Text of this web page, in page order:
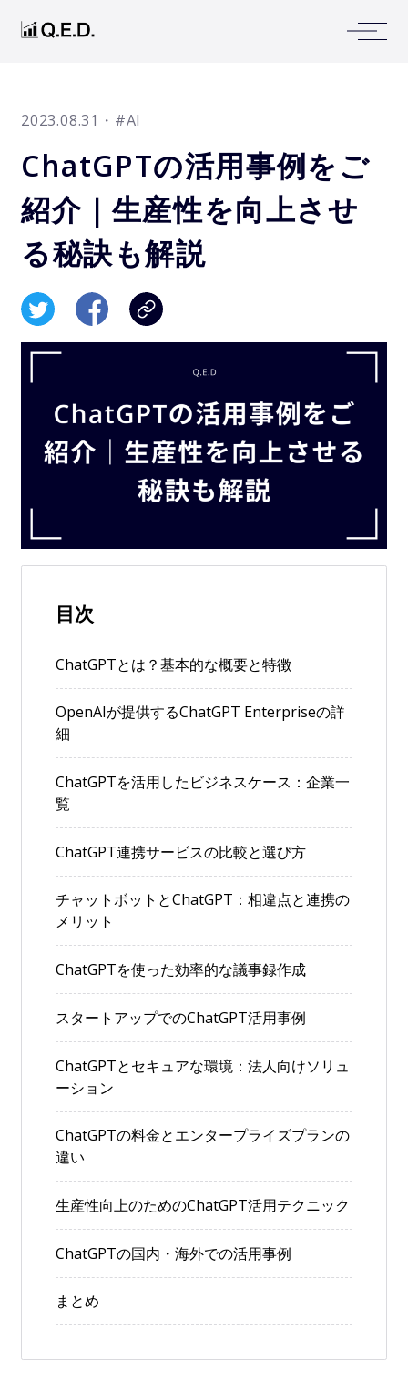
2023.08.31 ・#AI
ChatGPTの活用事例をご
紹介｜生産性を向上させ
る秘訣も解説
目次
ChatGPTとは？基本的な概要と特徴
OpenAIが提供するChatGPT Enterpriseの詳
細
ChatGPTを活用したビジネスケース：企業一
覧
ChatGPT連携サービスの比較と選び方
チャットボットとChatGPT：相違点と連携の
メリット
ChatGPTを使った効率的な議事録作成
スタートアップでのChatGPT活用事例
ChatGPTとセキュアな環境：法人向けソリュ
ーション
ChatGPTの料金とエンタープライズプランの
違い
生産性向上のためのChatGPT活用テクニック
ChatGPTの国内・海外での活用事例
まとめ